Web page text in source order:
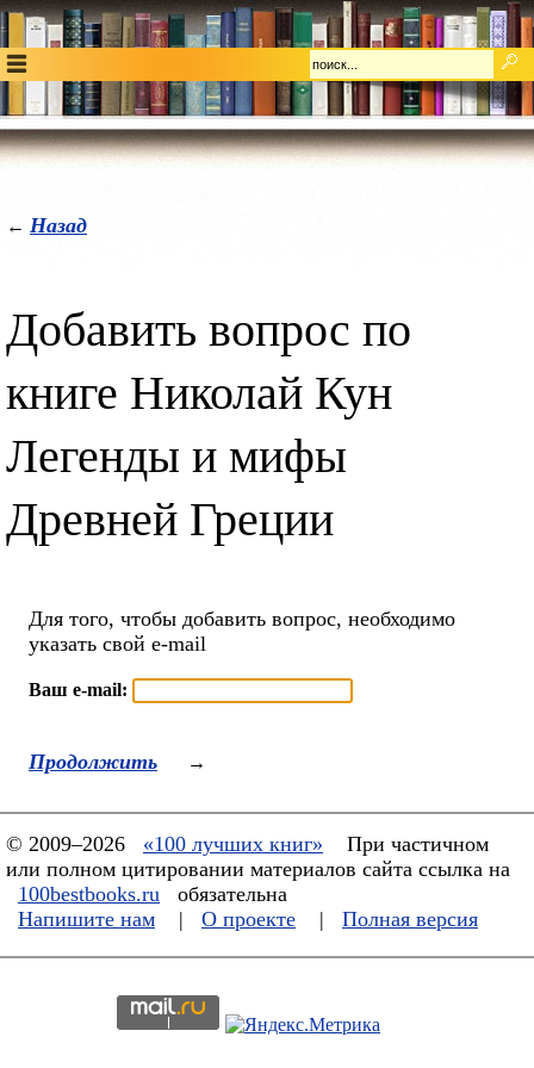
← Назад
Добавить вопрос по
книге Николай Кун
Легенды и мифы
Древней Греции
Для того, чтобы добавить вопрос, необходимо
указать свой e-mail
Ваш e-mail:
Продолжить →
© 2009–2026 «100 лучших книг»
При частичном
или полном цитировании материалов сайта ссылка на
100bestbooks.ru
обязательна
Напишите нам
| О проекте | Полная версия